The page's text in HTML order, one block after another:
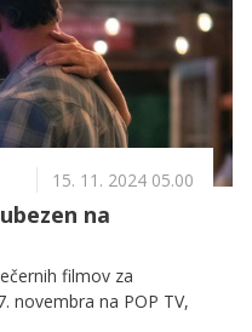
15. 11. 2024 05.00
na
filmov za
novembra na POP TV,